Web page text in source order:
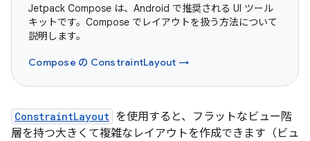
Jetpack Compose は、Android で推奨される UI ツール
キットです。Compose でレイアウトを扱う方法について
説明します。
Compose の ConstraintLayout →
ConstraintLayout を使用すると、フラットなビュー階
層を持つ大きくて複雑なレイアウトを作成できます（ビュ